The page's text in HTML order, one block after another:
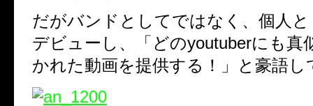
だがバンドとしてではなく、個人と
デビューし、「どのyoutuberにも真
かれた動画を提供する！」と豪語し